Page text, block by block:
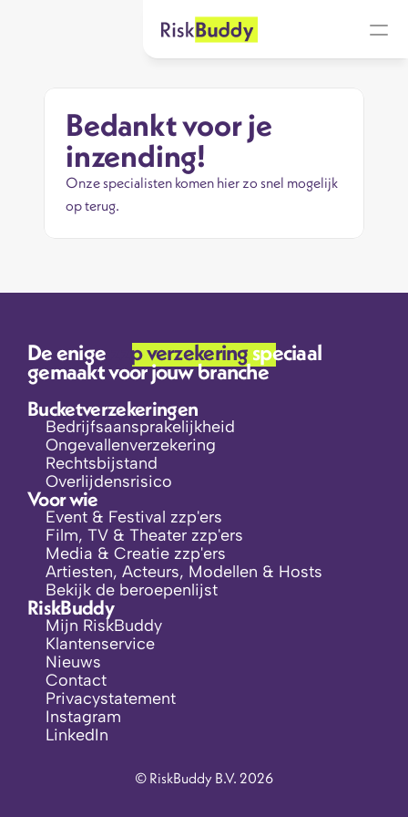
Bedankt voor je
inzending!
Onze specialisten komen hier zo snel mogelijk
op terug.
De enige zzp verzekering speciaal
gemaakt voor jouw branche
Bucketverzekeringen
Bedrijfsaansprakelijkheid
Ongevallenverzekering
Rechtsbijstand
Overlijdensrisico
Voor wie
Event & Festival zzp'ers
Film, TV & Theater zzp'ers
Media & Creatie zzp'ers
Artiesten, Acteurs, Modellen & Hosts
Bekijk de beroepenlijst
RiskBuddy
Mijn RiskBuddy
Klantenservice
Nieuws
Contact
Privacystatement
Instagram
LinkedIn
© RiskBuddy B.V. 2026